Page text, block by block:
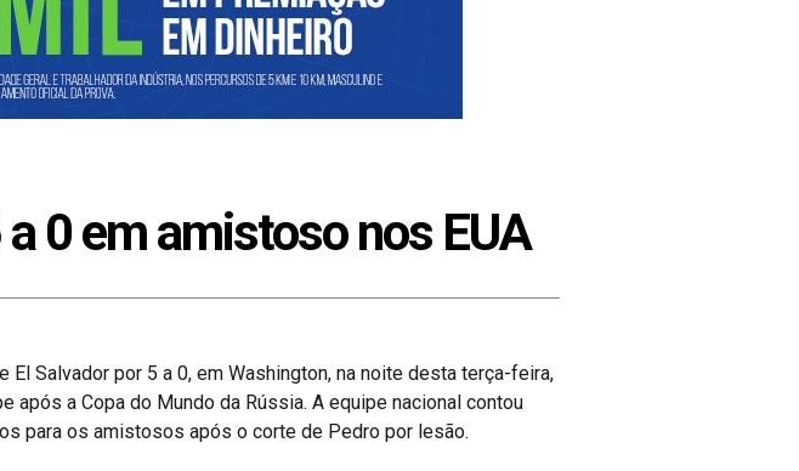
0 em amistoso nos EUA
Salvador por 5 a 0, em Washington, na noite desta terça-feira,
a Copa do Mundo da Rússia. A equipe nacional contou
para os amistosos após o corte de Pedro por lesão.